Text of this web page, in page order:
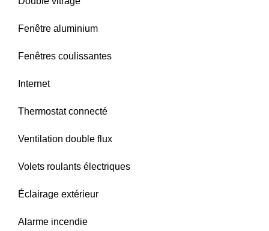
Fenêtre aluminium
Fenêtres coulissantes
Internet
Thermostat connecté
Ventilation double flux
Volets roulants électriques
Éclairage extérieur
Alarme incendie